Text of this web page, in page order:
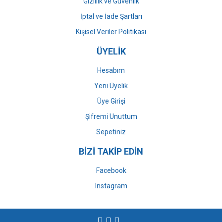
İptal ve İade Şartları
Kişisel Veriler Politikası
ÜYELİK
Hesabım
Yeni Üyelik
Üye Girişi
Şifremi Unuttum
Sepetiniz
BİZİ TAKİP EDİN
Facebook
Instagram